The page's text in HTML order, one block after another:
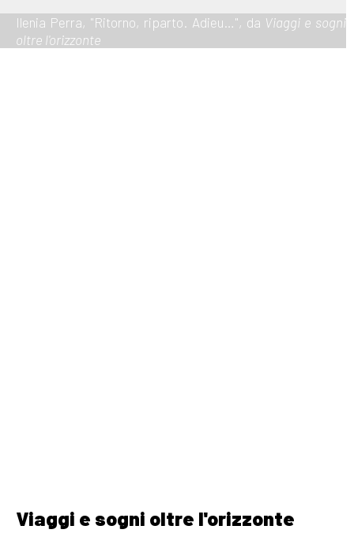
Ilenia Perra, "Ritorno, riparto. Adieu…", da Viaggi e sogni
oltre l'orizzonte
Viaggi e sogni oltre l'orizzonte